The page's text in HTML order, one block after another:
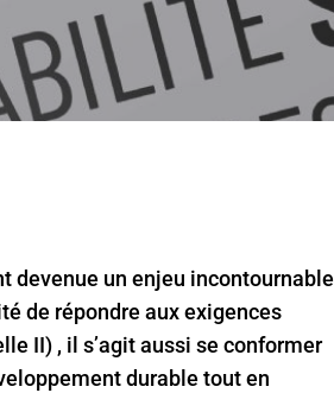
devenue un enjeu incontournable
de répondre aux exigences
II) , il s’agit aussi se conformer
durable tout en